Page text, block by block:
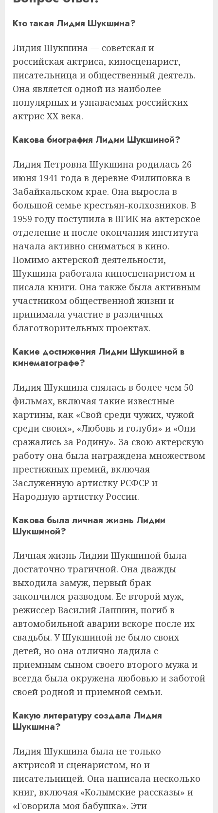
Кто такая Лидия Шукшина?
Лидия Шукшина — советская и
российская актриса, киносценарист,
писательница и общественный деятель.
Она является одной из наиболее
популярных и узнаваемых российских
актрис XX века.
Какова биография Лидии Шукшиной?
Лидия Петровна Шукшина родилась 26
июня 1941 года в деревне Филиповка в
Забайкальском крае. Она выросла в
большой семье крестьян-колхозников. В
1959 году поступила в ВГИК на актерское
отделение и после окончания института
начала активно сниматься в кино.
Помимо актерской деятельности,
Шукшина работала киносценаристом и
писала книги. Она также была активным
участником общественной жизни и
принимала участие в различных
благотворительных проектах.
Какие достижения Лидии Шукшиной в
кинематографе?
Лидия Шукшина снялась в более чем 50
фильмах, включая такие известные
картины, как «Свой среди чужих, чужой
среди своих», «Любовь и голуби» и «Они
сражались за Родину». За свою актерскую
работу она была награждена множеством
престижных премий, включая
Заслуженную артистку РСФСР и
Народную артистку России.
Какова была личная жизнь Лидии
Шукшиной?
Личная жизнь Лидии Шукшиной была
достаточно трагичной. Она дважды
выходила замуж, первый брак
закончился разводом. Ее второй муж,
режиссер Василий Лапшин, погиб в
автомобильной аварии вскоре после их
свадьбы. У Шукшиной не было своих
детей, но она отлично ладила с
приемным сыном своего второго мужа и
всегда была окружена любовью и заботой
своей родной и приемной семьи.
Какую литературу создала Лидия
Шукшина?
Лидия Шукшина была не только
актрисой и сценаристом, но и
писательницей. Она написала несколько
книг, включая «Колымские рассказы» и
«Говорила моя бабушка». Эти